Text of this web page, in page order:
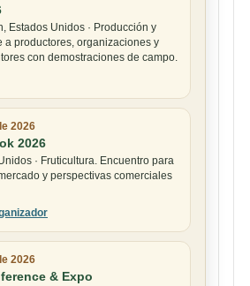
Estados Unidos · Producción y
a productores, organizaciones y
con demostraciones de campo.
2026
2026
· Fruticultura. Encuentro para
y perspectivas comerciales
2026
& Expo